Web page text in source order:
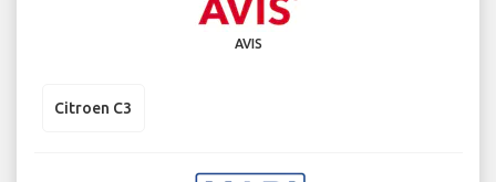
AVIS
Citroen C3